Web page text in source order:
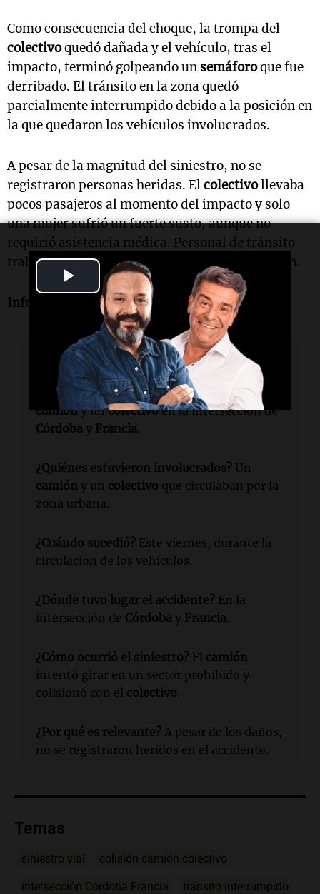
Play
Video
Como consecuencia del choque, la trompa del
colectivoquedó dañada y el vehículo, tras el
impacto, terminó golpeando un semáforoque fue
derribado. El tránsito en la zona quedó
parcialmente interrumpido debido a la posición en
la que quedaron los vehículos involucrados.
A pesar de la magnitud del siniestro, no se
registraron personas heridas. Elcolectivollevaba
pocos pasajeros al momento del impacto y solo
una mujer sufrió un fuerte susto, aunque no
requirió asistencia médica. Personal de tránsito
trabajaba en el lugar para ordenar la circulación.
Informe de Fernando Carrafiello.
Lectura rápida
¿Qué ocurrió?Un siniestro vial entre un
camióny uncolectivoen la intersección de
Córdoba y Francia.
¿Quiénes estuvieron involucrados? Un
camión y un colectivo que circulaban por la
zona urbana.
¿Cuándo sucedió? Este viernes, durante la
circulación de los vehículos.
¿Dónde tuvo lugar el accidente? En la
intersección de Córdoba y Francia.
¿Cómo ocurrió el siniestro? El camión
intentó girar en un sector prohibido y
colisionó con el colectivo.
¿Por qué es relevante? A pesar de los daños,
no se registraron heridos en el accidente.
Temas
siniestro vial colisión camión colectivo
intersección Córdoba Francia tránsito interrumpido